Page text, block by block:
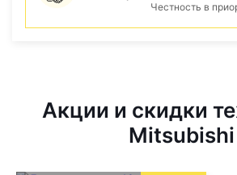
Честность в
Акции и скидки
Mitsubishi